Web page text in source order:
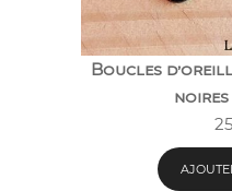
Boucles